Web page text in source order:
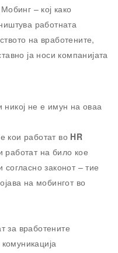
– кој како
работната
на вработените,
ја носи компанијата
никој не е имун на оваа
кои работат во HR
работат на било кое
законот – тие
на мобингот во
за вработените